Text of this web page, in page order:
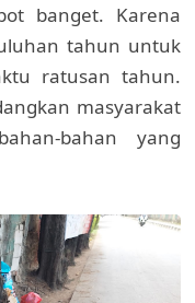
banget. Karena
tahun untuk
ratusan tahun.
masyarakat
bahan yang